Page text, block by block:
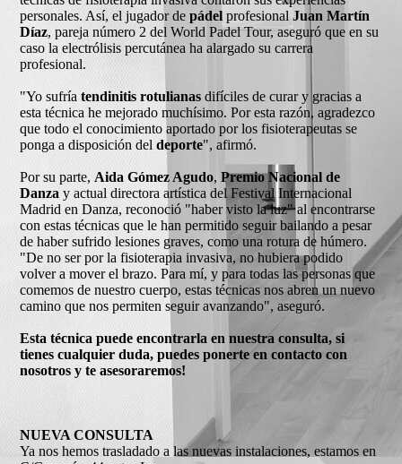
personales. Así, el jugador depádel profesionalJuan Martín
Díaz, pareja número 2 del World Padel Tour, aseguró que en su
caso la electrólisis percutánea ha alargado su carrera
profesional.
"Yo sufríatendinitis rotulianas difíciles de curar y gracias a
esta técnica he mejorado muchísimo. Por esta razón, agradezco
que todo el conocimiento aportado por los fisioterapeutas se
ponga a disposición deldeporte", afirmó.
Por su parte, Aida Gómez Agudo,Premio Nacional de
Danza y actual directora artística del Festival Internacional
Madrid en Danza, reconoció "haber visto la luz" al encontrarse
con estas técnicas que le han permitido seguir bailando a pesar
de haber sufrido lesiones graves, como una rotura de húmero.
"De no ser por la fisioterapia invasiva, no hubiera podido
volver a mover el brazo. Para mí, y para todas las personas que
comemos de nuestro cuerpo, estas técnicas nos abren un nuevo
camino que nos permiten seguir avanzando", aseguró.
Esta técnica puede encontrarla en nuestra consulta, si
tienes cualquier duda, puedes ponerte en contacto con
nosotros y te asesoraremos!
NUEVA CONSULTA
Ya nos hemos trasladado a las nuevas instalaciones, estamos en